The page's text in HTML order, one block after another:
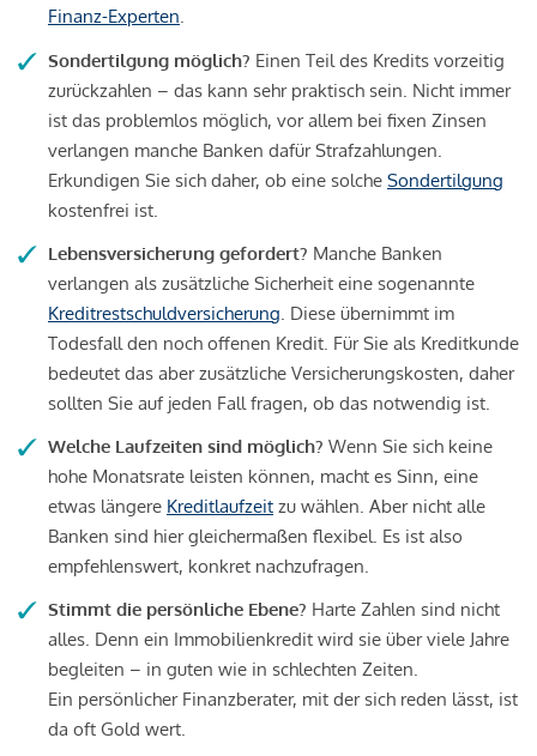
Finanz-Experten.
Sondertilgung möglich? Einen Teil des Kredits vorzeitig
zurückzahlen – das kann sehr praktisch sein. Nicht immer
ist das problemlos möglich, vor allem bei fixen Zinsen
verlangen manche Banken dafür Strafzahlungen.
Erkundigen Sie sich daher, ob eine solche Sondertilgung
kostenfrei ist.
Lebensversicherung gefordert? Manche Banken
verlangen als zusätzliche Sicherheit eine sogenannte
Kreditrestschuldversicherung. Diese übernimmt im
Todesfall den noch offenen Kredit. Für Sie als Kreditkunde
bedeutet das aber zusätzliche Versicherungskosten, daher
sollten Sie auf jeden Fall fragen, ob das notwendig ist.
Welche Laufzeiten sind möglich? Wenn Sie sich keine
hohe Monatsrate leisten können, macht es Sinn, eine
etwas längere Kreditlaufzeit zu wählen. Aber nicht alle
Banken sind hier gleichermaßen flexibel. Es ist also
empfehlenswert, konkret nachzufragen.
Stimmt die persönliche Ebene? Harte Zahlen sind nicht
alles. Denn ein Immobilienkredit wird sie über viele Jahre
begleiten – in guten wie in schlechten Zeiten.
Ein persönlicher Finanzberater, mit der sich reden lässt, ist
da oft Gold wert.